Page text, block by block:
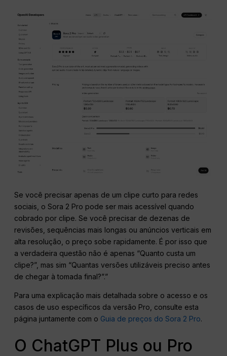
Se você precisar apenas de um clipe curto para redes
sociais, o Sora 2 Pro pode ser mais acessível quando
cobrado por clipe. Se você precisar de dezenas de
revisões, sequências mais longas ou anúncios verticais em
alta resolução, o preço sobe rapidamente. É por isso que
a verdadeira questão não é apenas “Quanto custa um
clipe?”, mas sim “Quantas versões utilizáveis preciso antes
de chegar à tomada final?”.”
Para uma explicação mais detalhada sobre o acesso e os
casos de uso específicos da versão Pro, consulte esta
página juntamente com o Guia de preços do Sora 2 Pro.
O ChatGPT Plus ou Pro